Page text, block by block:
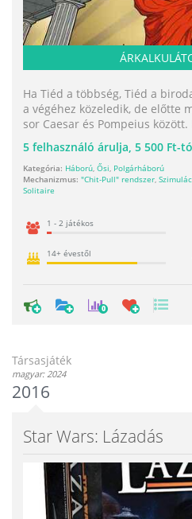
Ha Tiéd a többség, Tiéd a
a végéhez közeledik, de előtte
sor Caesar és Pompeius
5 felhasználó árulja, 5 500 Ft-
Kategória: Háború Ősi Polgárháború
Mechanizmus: "Chit-Pull" rendszer
Solitaire
1 - 2 játékos
14+ évestől
0
Társasjáték
magyar: 2024
2016
Star Wars: Lázadás